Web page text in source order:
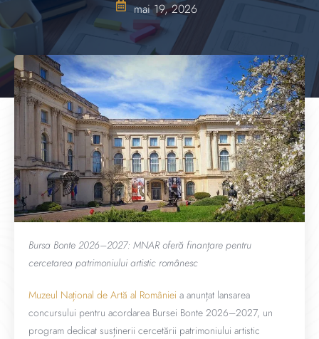
mai 19, 2026
Bursa Bonte 2026–2027: MNAR oferă finanțare pentru
cercetarea patrimoniului artistic românesc
Muzeul Național de Artă al României a anunțat lansarea
concursului pentru acordarea Bursei Bonte 2026–2027, un
program dedicat susținerii cercetării patrimoniului artistic